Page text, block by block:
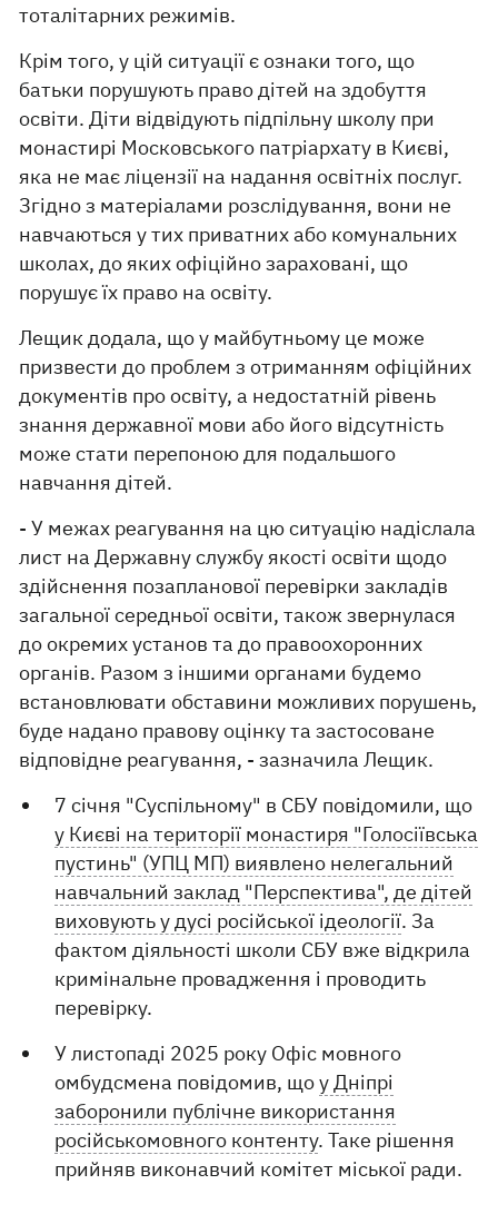
тоталітарних режимів.
Крім того, у цій ситуації є ознаки того, що
батьки порушують право дітей на здобуття
освіти. Діти відвідують підпільну школу при
монастирі Московського патріархату в Києві,
яка не має ліцензії на надання освітніх послуг.
Згідно з матеріалами розслідування, вони не
навчаються у тих приватних або комунальних
школах, до яких офіційно зараховані, що
порушує їх право на освіту.
Лещик додала, що у майбутньому це може
призвести до проблем з отриманням офіційних
документів про освіту, а недостатній рівень
знання державної мови або його відсутність
може стати перепоною для подальшого
навчання дітей.
- У межах реагування на цю ситуацію надіслала
лист на Державну службу якості освіти щодо
здійснення позапланової перевірки закладів
загальної середньої освіти, також звернулася
до окремих установ та до правоохоронних
органів. Разом з іншими органами будемо
встановлювати обставини можливих порушень,
буде надано правову оцінку та застосоване
відповідне реагування, - зазначила Лещик.
7 січня "Суспільному" в СБУ повідомили, що
у Києві на території монастиря "Голосіївська
пустинь" (УПЦ МП) виявлено нелегальний
навчальний заклад "Перспектива", де дітей
виховують у дусі російської ідеології. За
фактом діяльності школи СБУ вже відкрила
кримінальне провадження і проводить
перевірку.
У листопаді 2025 року Офіс мовного
омбудсмена повідомив, щоу Дніпрі
заборонили публічне використання
російськомовного контенту. Таке рішення
прийняв виконавчий комітет міської ради.